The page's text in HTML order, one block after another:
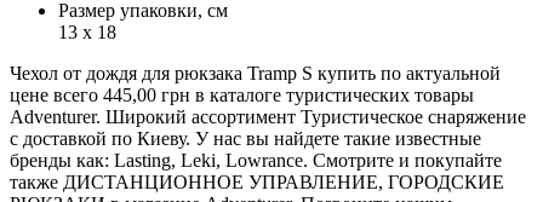
Размер упаковки, см
13 х 18
Чехол от дождя для рюкзака Tramp S купить по актуальной
цене всего 445,00 грн в каталоге туристических товары
Adventurer. Широкий ассортимент Туристическое снаряжение
с доставкой по Киеву. У нас вы найдете такие известные
бренды как: Lasting, Leki, Lowrance. Смотрите и покупайте
также ДИСТАНЦИОННОЕ УПРАВЛЕНИЕ, ГОРОДСКИЕ